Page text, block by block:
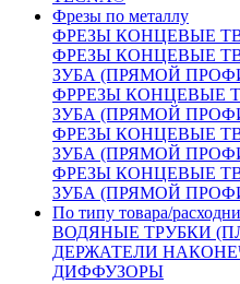
Фрезы по металлу
ФРЕЗЫ КОНЦЕВЫЕ
ФРЕЗЫ КОНЦЕВЫЕ
ЗУБА (ПРЯМОЙ
ФРРЕЗЫ КОНЦЕВЫЕ
ЗУБА (ПРЯМОЙ
ФРЕЗЫ КОНЦЕВЫЕ
ЗУБА (ПРЯМОЙ
ФРЕЗЫ КОНЦЕВЫЕ
ЗУБА (ПРЯМОЙ
По типу товара/
ВОДЯНЫЕ ТРУБКИ
ДЕРЖАТЕЛИ
ДИФФУЗОРЫ